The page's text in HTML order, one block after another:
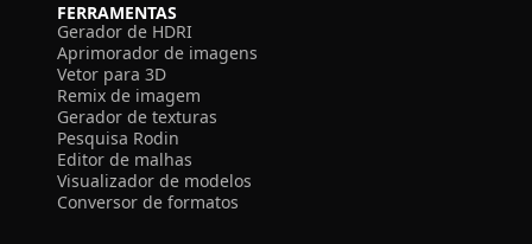
FERRAMENTAS
Gerador de HDRI
Aprimorador de imagens
Vetor para 3D
Remix de imagem
Gerador de texturas
Pesquisa Rodin
Editor de malhas
Visualizador de modelos
Conversor de formatos